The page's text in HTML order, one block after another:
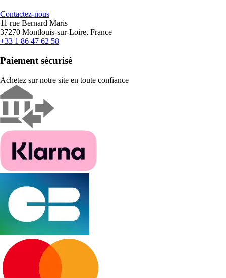
Contactez-nous
11 rue Bernard Maris
37270 Montlouis-sur-Loire, France
+33 1 86 47 62 58
Paiement sécurisé
Achetez sur notre site en toute confiance